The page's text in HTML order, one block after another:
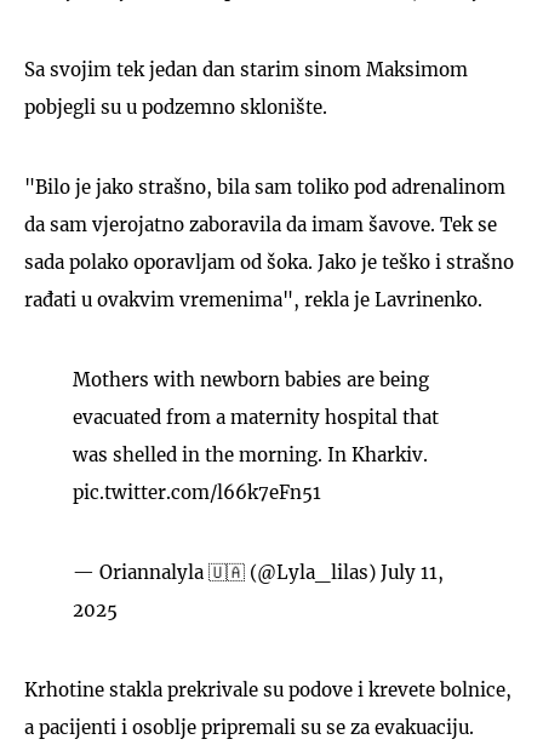
Sa svojim tek jedan dan starim sinom Maksimom
pobjegli su u podzemno sklonište.
"Bilo je jako strašno, bila sam toliko pod adrenalinom
da sam vjerojatno zaboravila da imam šavove. Tek se
sada polako oporavljam od šoka. Jako je teško i strašno
rađati u ovakvim vremenima", rekla je Lavrinenko.
Mothers with newborn babies are being
evacuated from a maternity hospital that
was shelled in the morning. In Kharkiv.
pic.twitter.com/l66k7eFn51
— Oriannalyla 🇺🇦 (@Lyla_lilas) July 11,
2025
Krhotine stakla prekrivale su podove i krevete bolnice,
a pacijenti i osoblje pripremali su se za evakuaciju.